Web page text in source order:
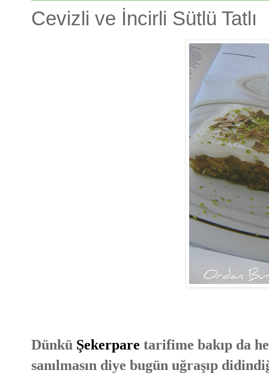
Cevizli ve İncirli Sütlü Tatlı
Dünkü Şekerpare tarifime bakıp da
sanılmasın diye bugün uğraşıp